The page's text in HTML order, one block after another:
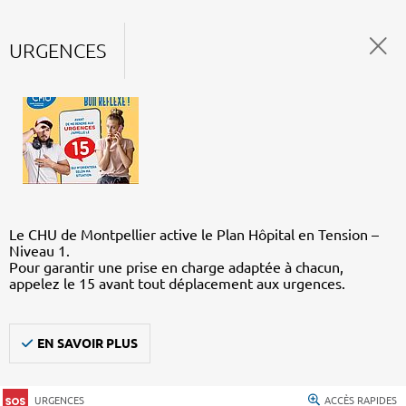
URGENCES
Le CHU de Montpellier active le Plan Hôpital en Tension –
Niveau 1.
Pour garantir une prise en charge adaptée à chacun,
appelez le 15 avant tout déplacement aux urgences.
EN SAVOIR PLUS
URGENCES ACCÈS RAPIDES